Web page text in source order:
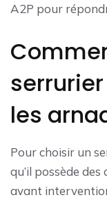
A2P pour
les
Pour choisir un
qu’il possède
avant